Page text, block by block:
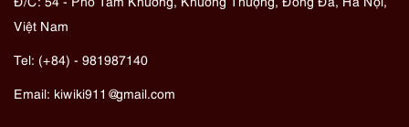
Việt Nam
Tel: (+84) - 981987140
Email: kiwiki911@gmail.com